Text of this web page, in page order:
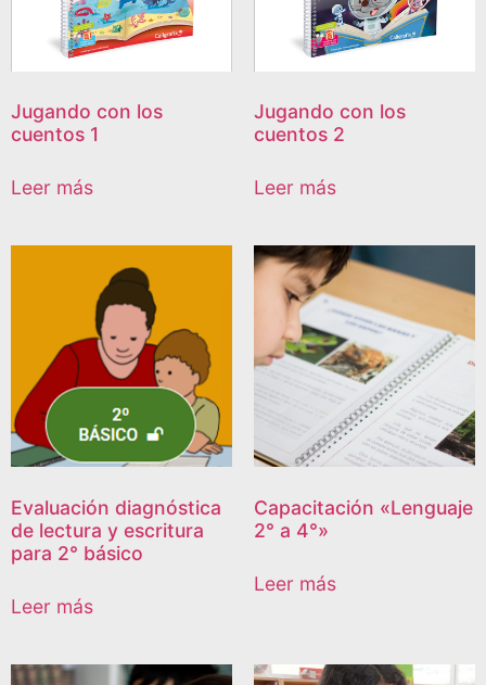
Jugando con los
cuentos 1
Leer más
Jugando con los
cuentos 2
Leer más
Evaluación diagnóstica
de lectura y escritura
para 2° básico
Leer más
Capacitación «Lenguaje
2° a 4°»
Leer más